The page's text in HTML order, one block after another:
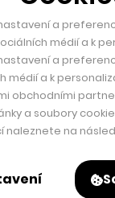
a
médií a k
a
médií a k
obchodními
a soubory
naleznete na